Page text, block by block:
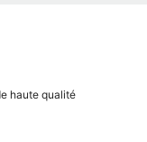
haute qualité